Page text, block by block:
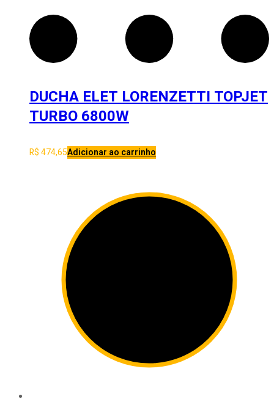
DUCHA ELET LORENZETTI TOPJET
TURBO 6800W
R$474,65Adicionar ao carrinho